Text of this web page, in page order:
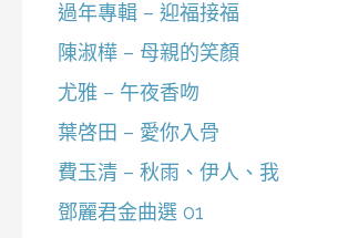
過年專輯 – 迎福接福
陳淑樺 – 母親的笑顏
尤雅 – 午夜香吻
葉啓田 – 愛你入骨
費玉清 – 秋雨、伊人、我
鄧麗君金曲選 01